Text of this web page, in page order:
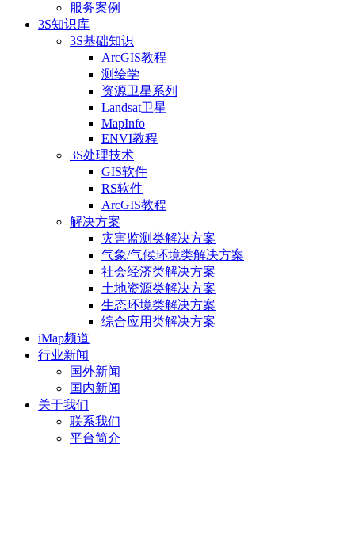
服务案例
3S知识库
3S基础知识
ArcGIS教程
测绘学
资源卫星系列
Landsat卫星
MapInfo
ENVI教程
3S处理技术
GIS软件
RS软件
ArcGIS教程
解决方案
灾害监测类解决方案
气象/气候环境类解决方案
社会经济类解决方案
土地资源类解决方案
生态环境类解决方案
综合应用类解决方案
iMap频道
行业新闻
国外新闻
国内新闻
关于我们
联系我们
平台简介